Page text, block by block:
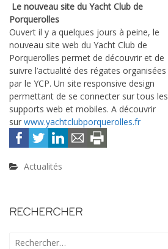
Le nouveau site du Yacht Club de
Porquerolles
Ouvert il y a quelques jours à peine, le
nouveau site web du Yacht Club de
Porquerolles permet de découvrir et de
suivre l’actualité des régates organisées
par le YCP. Un site responsive design
permettant de se connecter sur tous les
supports web et mobiles. A découvrir
sur www.yachtclubporquerolles.fr
Actualités
RECHERCHER